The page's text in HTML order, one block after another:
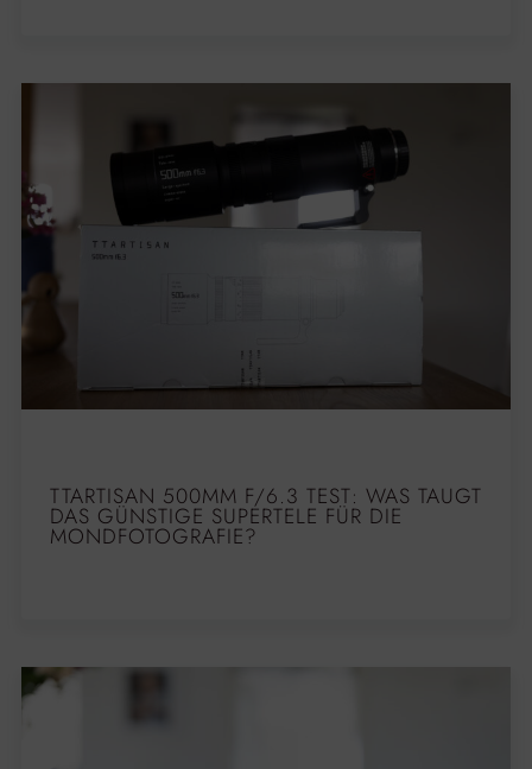
TTARTISAN 500MM F/6.3 TEST: WAS TAUGT
DAS GÜNSTIGE SUPERTELE FÜR DIE
MONDFOTOGRAFIE?